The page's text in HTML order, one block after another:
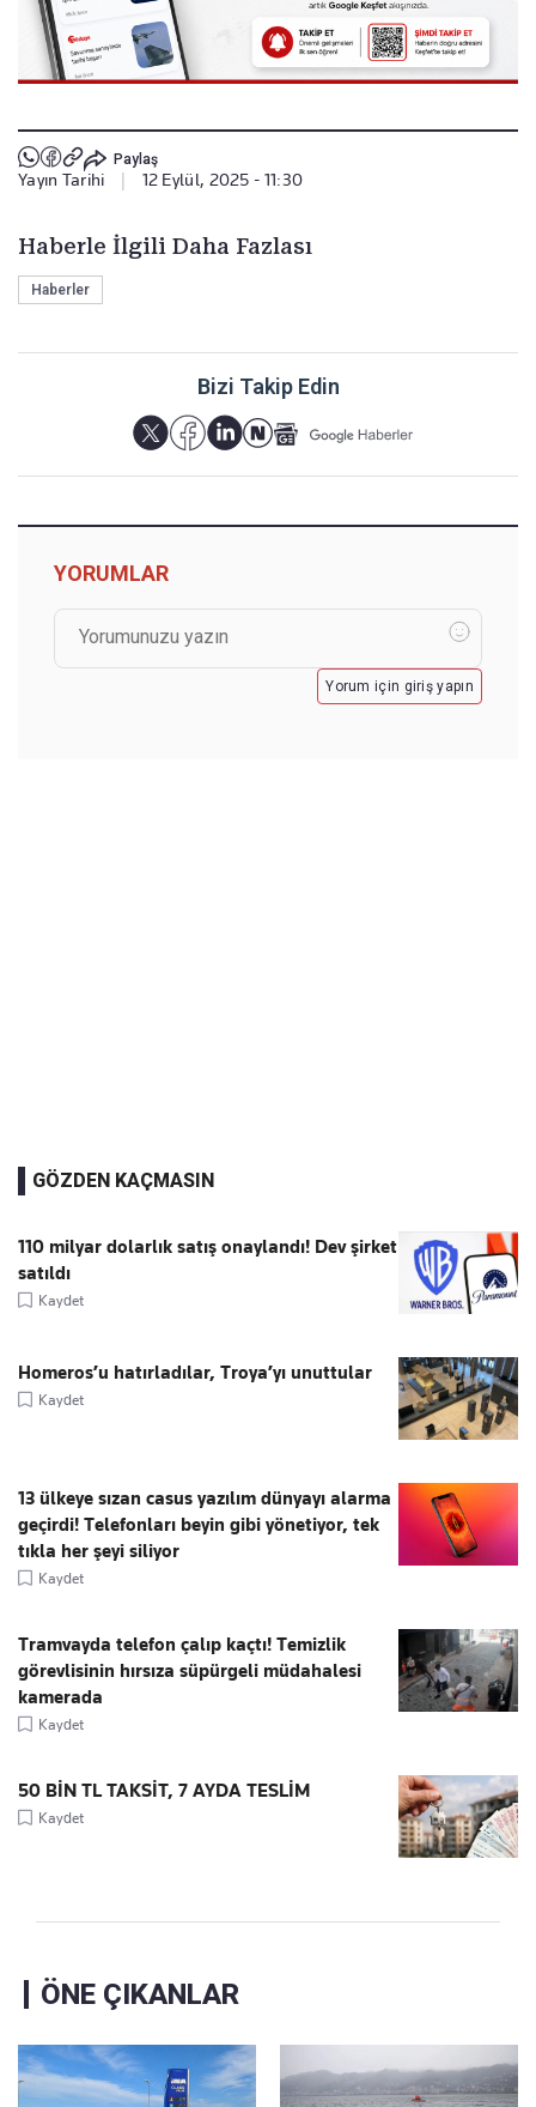
Paylaş
Yayın Tarihi 12 Eylül, 2025 - 11:30
Haberle İlgili Daha Fazlası
Haberler
Bizi Takip Edin
YORUMLAR
Yorum için giriş yapın
GÖZDEN KAÇMASIN
110 milyar dolarlık satış onaylandı! Dev şirket
satıldı
Kaydet
Homeros’u hatırladılar, Troya’yı unuttular
Kaydet
13 ülkeye sızan casus yazılım dünyayı alarma
geçirdi! Telefonları beyin gibi yönetiyor, tek
tıkla her şeyi siliyor
Kaydet
Tramvayda telefon çalıp kaçtı! Temizlik
görevlisinin hırsıza süpürgeli müdahalesi
kamerada
Kaydet
50 BİN TL TAKSİT, 7 AYDA TESLİM
Kaydet
ÖNE ÇIKANLAR